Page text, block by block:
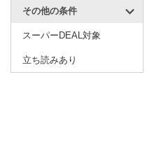
その他の条件
スーパーDEAL対象
立ち読みあり